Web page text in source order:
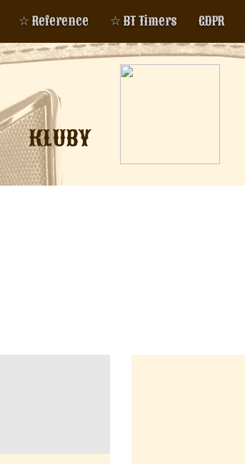
☆ Reference ☆ BT Timers GDPR
KLUBY